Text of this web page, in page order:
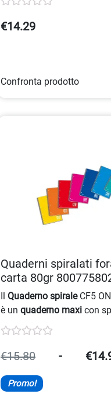
€14.29
Confronta prodotto
Quaderni spiralati
carta 80gr
IlQuaderno spiraleCF5
è unquaderno maxi con
microperforatura, dotato di
l’archiviazione. Realizzato
80gr/mq e copertina
stampata in un colore,
assortiti, formato A4 e 60
€15.80 -
Promo!